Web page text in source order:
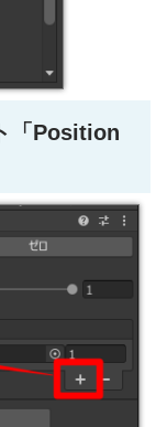
「Position